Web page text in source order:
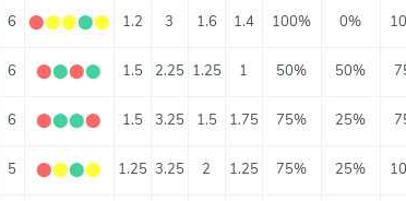
6 ⬤⬤⬤⬤⬤ 1.2 3 1.6 1.4 100% 0%
6 ⬤⬤⬤⬤ 1.5 2.25 1.25 1 50% 50%
6 ⬤⬤⬤⬤ 1.5 3.25 1.5 1.75 75% 25%
5 ⬤⬤⬤⬤ 1.25 3.25 2 1.25 75% 25%